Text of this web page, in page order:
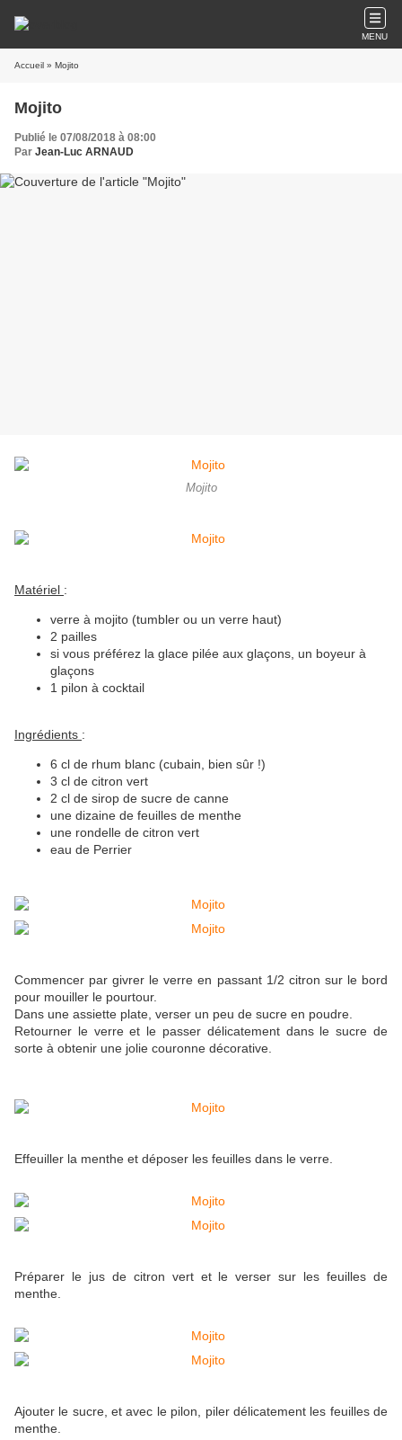
MENU
Accueil » Mojito
Mojito
Publié le 07/08/2018 à 08:00
Par Jean-Luc ARNAUD
Mojito
Matériel :
verre à mojito (tumbler ou un verre haut)
2 pailles
si vous préférez la glace pilée aux glaçons, un boyeur à
glaçons
1 pilon à cocktail
Ingrédients :
6 cl de rhum blanc (cubain, bien sûr !)
3 cl de citron vert
2 cl de sirop de sucre de canne
une dizaine de feuilles de menthe
une rondelle de citron vert
eau de Perrier
Commencer par givrer le verre en passant 1/2 citron sur le bord
pour mouiller le pourtour.
Dans une assiette plate, verser un peu de sucre en poudre.
Retourner le verre et le passer délicatement dans le sucre de
sorte à obtenir une jolie couronne décorative.
Effeuiller la menthe et déposer les feuilles dans le verre.
Préparer le jus de citron vert et le verser sur les feuilles de
menthe.
Ajouter le sucre, et avec le pilon, piler délicatement les feuilles de
menthe.